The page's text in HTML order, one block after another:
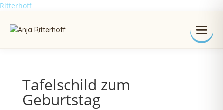
Ritterhoff
Tafelschild zum
Geburtstag